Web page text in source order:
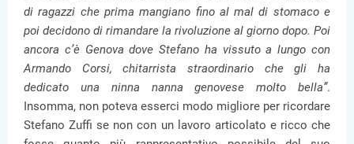
di ragazzi che prima mangiano fino al mal di stomaco e
poi decidono di rimandare la rivoluzione al giorno dopo. Poi
ancora c’è Genova dove Stefano ha vissuto a lungo con
Armando Corsi, chitarrista straordinario che gli ha
dedicato una ninna nanna genovese molto bella”.
Insomma, non poteva esserci modo migliore per ricordare
Stefano Zuffi se non con un lavoro articolato e ricco che